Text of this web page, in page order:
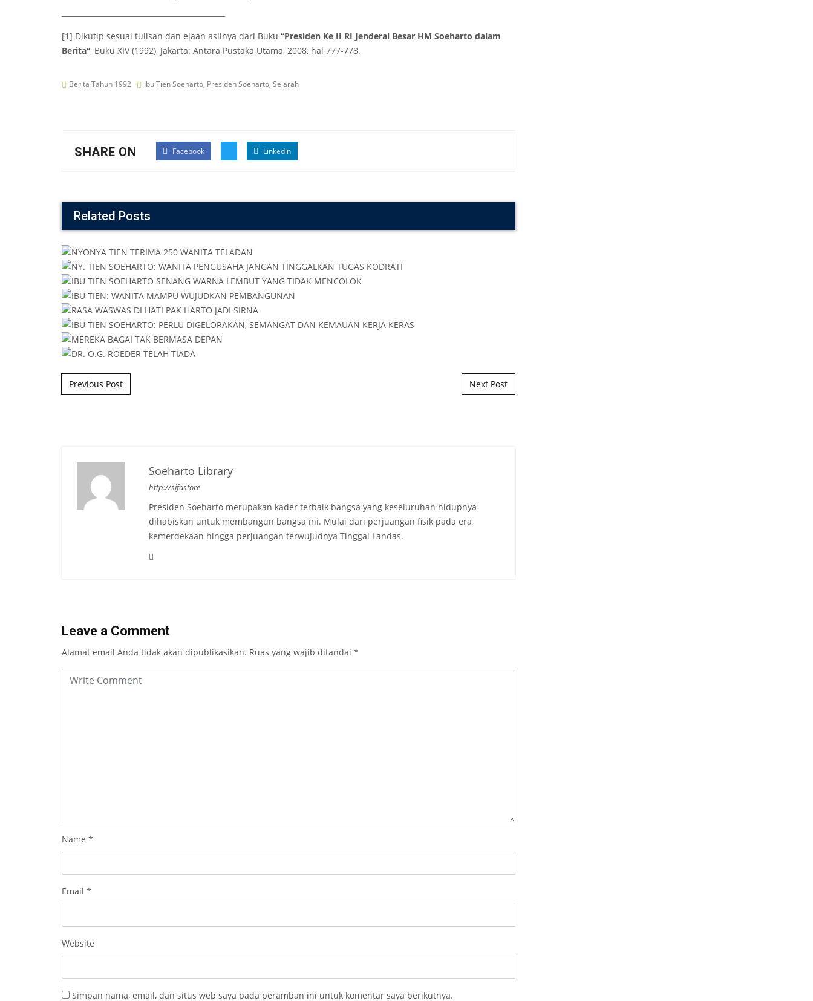
[1] Dikutip sesuai tulisan dan ejaan aslinya dari Buku “Presiden Ke II RI Jenderal Besar HM Soeharto dalam
Berita”, Buku XIV (1992), Jakarta: Antara Pustaka Utama, 2008, hal 777-778.
Berita Tahun 1992 Ibu Tien Soeharto, Presiden Soeharto, Sejarah
SHARE ON Facebook Linkedin
Related Posts
Post navigation
Previous Post Next Post
Soeharto Library
http://sifastore
Presiden Soeharto merupakan kader terbaik bangsa yang keseluruhan hidupnya
dihabiskan untuk membangun bangsa ini. Mulai dari perjuangan fisik pada era
kemerdekaan hingga perjuangan terwujudnya Tinggal Landas.
Leave a Comment
Alamat email Anda tidak akan dipublikasikan. Ruas yang wajib ditandai *
Name *
Email *
Website
Simpan nama, email, dan situs web saya pada peramban ini untuk komentar saya berikutnya.